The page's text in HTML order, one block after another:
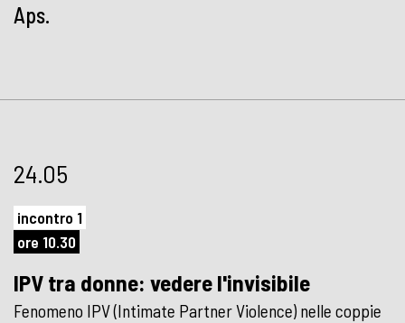
Aps.
24.05
incontro 1
ore 10.30
IPV tra donne: vedere l'invisibile
Fenomeno IPV (Intimate Partner Violence) nelle coppie